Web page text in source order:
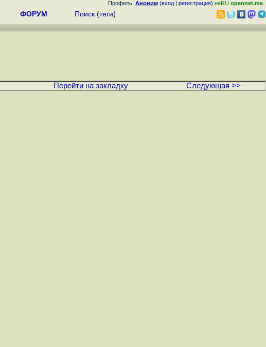
Профиль: Аноним (вход | регистрация) неRU opennet.me
ФОРУМ Поиск (теги)
Перейти на закладку Следующая >>